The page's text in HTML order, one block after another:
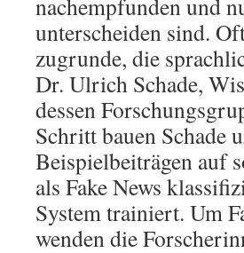
nachempfunden und
unterscheiden sind.
zugrunde, die
Dr. Ulrich Schade,
dessen
Schritt bauen Schade
Beispielbeiträgen auf
als Fake News
System trainiert. Um
wenden die